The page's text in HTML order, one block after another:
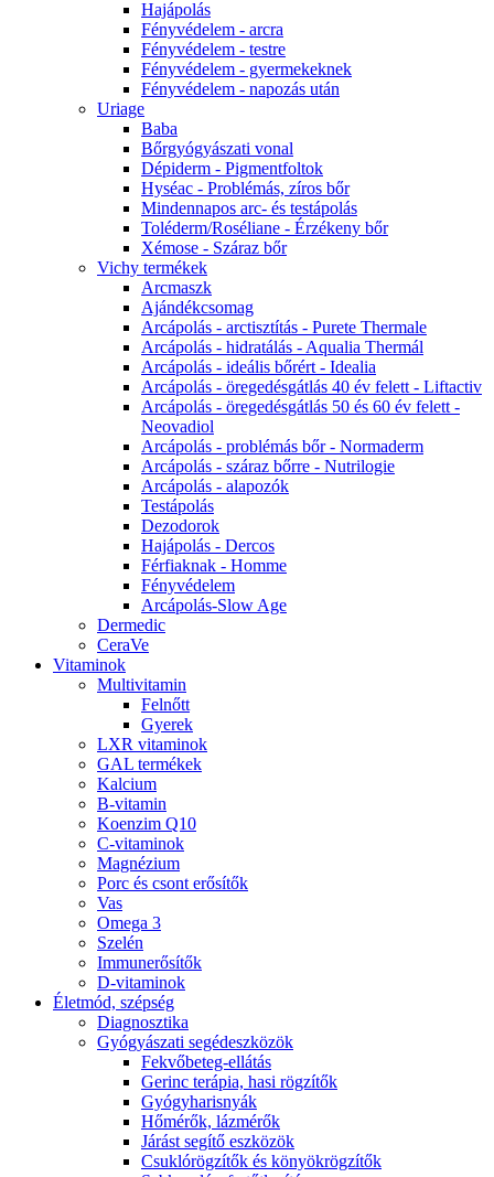
Hajápolás
Fényvédelem - arcra
Fényvédelem - testre
Fényvédelem - gyermekeknek
Fényvédelem - napozás után
Uriage
Baba
Bőrgyógyászati vonal
Dépiderm - Pigmentfoltok
Hyséac - Problémás, zíros bőr
Mindennapos arc- és testápolás
Toléderm/Roséliane - Érzékeny bőr
Xémose - Száraz bőr
Vichy termékek
Arcmaszk
Ajándékcsomag
Arcápolás - arctisztítás - Purete Thermale
Arcápolás - hidratálás - Aqualia Thermál
Arcápolás - ideális bőrért - Idealia
Arcápolás - öregedésgátlás 40 év felett - Liftactiv
Arcápolás - öregedésgátlás 50 és 60 év felett -
Neovadiol
Arcápolás - problémás bőr - Normaderm
Arcápolás - száraz bőrre - Nutrilogie
Arcápolás - alapozók
Testápolás
Dezodorok
Hajápolás - Dercos
Férfiaknak - Homme
Fényvédelem
Arcápolás-Slow Age
Dermedic
CeraVe
Vitaminok
Multivitamin
Felnőtt
Gyerek
LXR vitaminok
GAL termékek
Kalcium
B-vitamin
Koenzim Q10
C-vitaminok
Magnézium
Porc és csont erősítők
Vas
Omega 3
Szelén
Immunerősítők
D-vitaminok
Életmód, szépség
Diagnosztika
Gyógyászati segédeszközök
Fekvőbeteg-ellátás
Gerinc terápia, hasi rögzítők
Gyógyharisnyák
Hőmérők, lázmérők
Járást segítő eszközök
Csuklórögzítők és könyökrögzítők